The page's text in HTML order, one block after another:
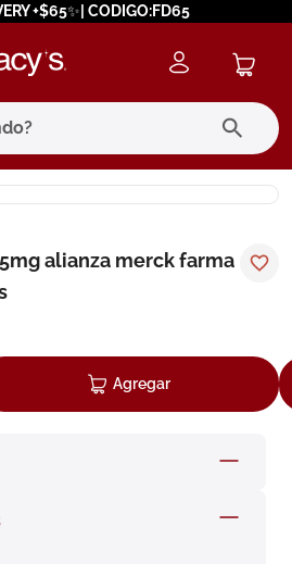
+$65✨| CODIGO:FD65
alianza merck farma
Agregar